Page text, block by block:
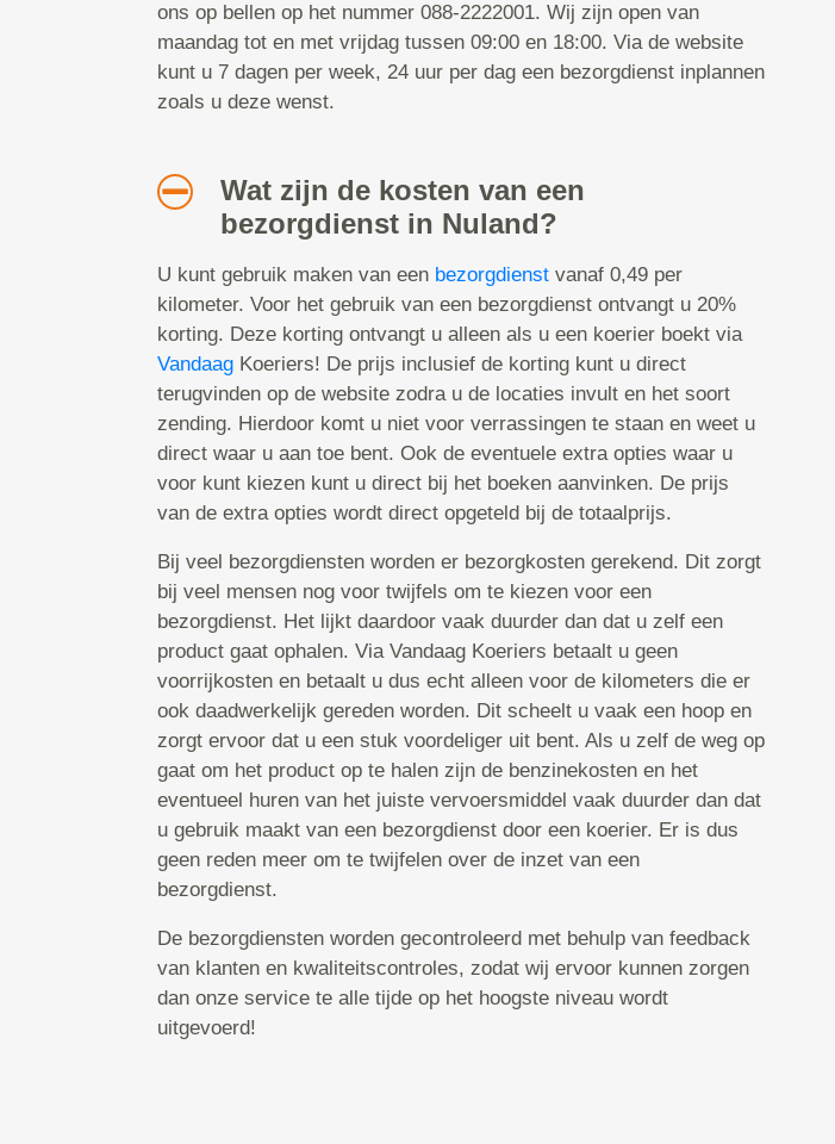
ons op bellen op het nummer 088-2222001. Wij zijn open van
maandag tot en met vrijdag tussen 09:00 en 18:00. Via de website
kunt u 7 dagen per week, 24 uur per dag een bezorgdienst inplannen
zoals u deze wenst.
Wat zijn de kosten van een
bezorgdienst in Nuland?
U kunt gebruik maken van een bezorgdienst vanaf 0,49 per
kilometer. Voor het gebruik van een bezorgdienst ontvangt u 20%
korting. Deze korting ontvangt u alleen als u een koerier boekt via
Vandaag Koeriers! De prijs inclusief de korting kunt u direct
terugvinden op de website zodra u de locaties invult en het soort
zending. Hierdoor komt u niet voor verrassingen te staan en weet u
direct waar u aan toe bent. Ook de eventuele extra opties waar u
voor kunt kiezen kunt u direct bij het boeken aanvinken. De prijs
van de extra opties wordt direct opgeteld bij de totaalprijs.
Bij veel bezorgdiensten worden er bezorgkosten gerekend. Dit zorgt
bij veel mensen nog voor twijfels om te kiezen voor een
bezorgdienst. Het lijkt daardoor vaak duurder dan dat u zelf een
product gaat ophalen. Via Vandaag Koeriers betaalt u geen
voorrijkosten en betaalt u dus echt alleen voor de kilometers die er
ook daadwerkelijk gereden worden. Dit scheelt u vaak een hoop en
zorgt ervoor dat u een stuk voordeliger uit bent. Als u zelf de weg op
gaat om het product op te halen zijn de benzinekosten en het
eventueel huren van het juiste vervoersmiddel vaak duurder dan dat
u gebruik maakt van een bezorgdienst door een koerier. Er is dus
geen reden meer om te twijfelen over de inzet van een
bezorgdienst.
De bezorgdiensten worden gecontroleerd met behulp van feedback
van klanten en kwaliteitscontroles, zodat wij ervoor kunnen zorgen
dan onze service te alle tijde op het hoogste niveau wordt
uitgevoerd!